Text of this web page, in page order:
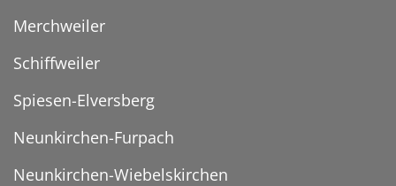
Merchweiler
Schiffweiler
Spiesen-Elversberg
Neunkirchen-Furpach
Neunkirchen-Wiebelskirchen